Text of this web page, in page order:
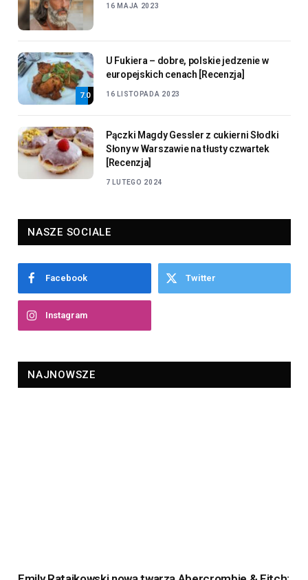
16 MAJA 2023
7.0
U Fukiera – dobre, polskie jedzenie w
europejskich cenach [Recenzja]
16 LISTOPADA 2023
Pączki Magdy Gessler z cukierni Słodki
Słony w Warszawie na tłusty czwartek
[Recenzja]
7 LUTEGO 2024
NASZE SOCIALE
Facebook Twitter
Instagram
NAJNOWSZE